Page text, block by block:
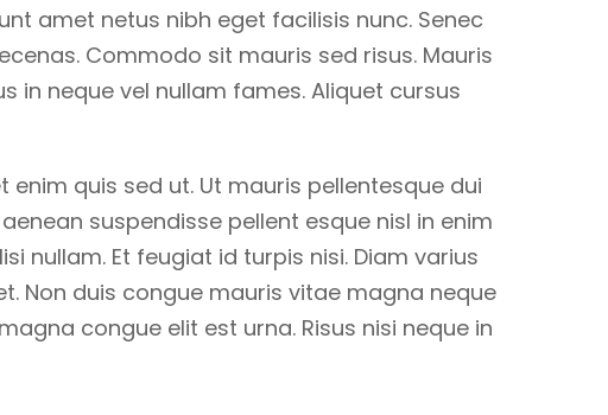
amet netus nibh eget facilisis nunc. Senec
Commodo sit mauris sed risus. Mauris
in neque vel nullam fames. Aliquet cursus
quis sed ut. Ut mauris pellentesque dui
suspendisse pellent esque nisl in enim
nullam. Et feugiat id turpis nisi. Diam varius
Non duis congue mauris vitae magna neque
congue elit est urna. Risus nisi neque in